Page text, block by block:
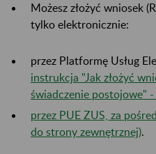
Możesz złożyć wniosek
tylko elektronicznie:
przez Platformę Usług
instrukcja "Jak złożyć
świadczenie postojowe"
przez PUE ZUS, za
do strony zewnętrznej)